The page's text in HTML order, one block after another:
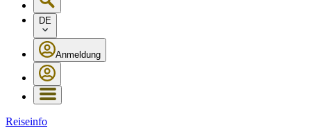
DE
Anmeldung
Reiseinfo